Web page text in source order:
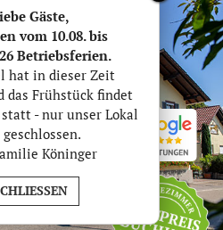
Gäste,
vom 10.08. bis
Betriebsferien.
hat in dieser Zeit
das Frühstück findet
- nur unser Lokal
Köninger